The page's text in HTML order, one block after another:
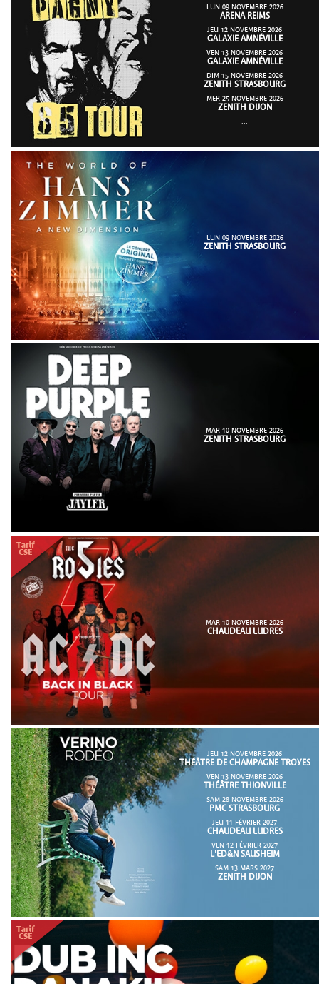
LUN 09 NOVEMBRE 2026
ARENA REIMS
JEU 12 NOVEMBRE 2026
GALAXIE AMNÉVILLE
VEN 13 NOVEMBRE 2026
GALAXIE AMNÉVILLE
DIM 15 NOVEMBRE 2026
ZENITH STRASBOURG
MER 25 NOVEMBRE 2026
ZENITH DIJON
...
LUN 09 NOVEMBRE 2026
ZENITH STRASBOURG
MAR 10 NOVEMBRE 2026
ZENITH STRASBOURG
MAR 10 NOVEMBRE 2026
CHAUDEAU LUDRES
JEU 12 NOVEMBRE 2026
THÉÂTRE DE CHAMPAGNE TROYES
VEN 13 NOVEMBRE 2026
THÉÂTRE THIONVILLE
SAM 28 NOVEMBRE 2026
PMC STRASBOURG
JEU 11 FÉVRIER 2027
CHAUDEAU LUDRES
VEN 12 FÉVRIER 2027
L'ED&N SAUSHEIM
SAM 13 MARS 2027
ZENITH DIJON